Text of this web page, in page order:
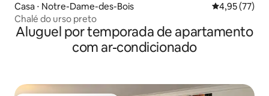
Casa ⋅ Notre-Dame-des-Bois 4,95 de uma
4,95 (77)
Chalé do urso preto
Aluguel por temporada de apartamento
com ar-condicionado